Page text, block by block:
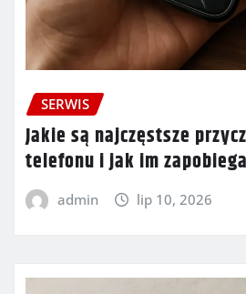
SERWIS
Jakie są najczęstsze
telefonu i jak im
admin lip 10, 2026